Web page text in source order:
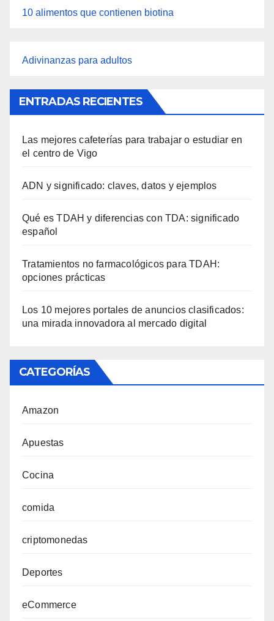
10 alimentos que contienen biotina
Adivinanzas para adultos
ENTRADAS RECIENTES
Las mejores cafeterías para trabajar o estudiar en
el centro de Vigo
ADN y significado: claves, datos y ejemplos
Qué es TDAH y diferencias con TDA: significado
español
Tratamientos no farmacológicos para TDAH:
opciones prácticas
Los 10 mejores portales de anuncios clasificados:
una mirada innovadora al mercado digital
CATEGORÍAS
Amazon
Apuestas
Cocina
comida
criptomonedas
Deportes
eCommerce